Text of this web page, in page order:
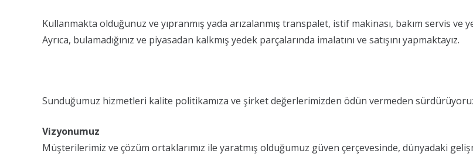
Kullanmakta olduğunuz ve yıpranmış yada arızalanmış transpalet, istif makinası, bakım servis ve
Ayrıca, bulamadığınız ve piyasadan kalkmış yedek parçalarında imalatını ve satışını yapmaktayız.
Sunduğumuz hizmetleri kalite politikamıza ve şirket değerlerimizden ödün vermeden
Vizyonumuz
Müşterilerimiz ve çözüm ortaklarımız ile yaratmış olduğumuz güven çerçevesinde, dünyadaki